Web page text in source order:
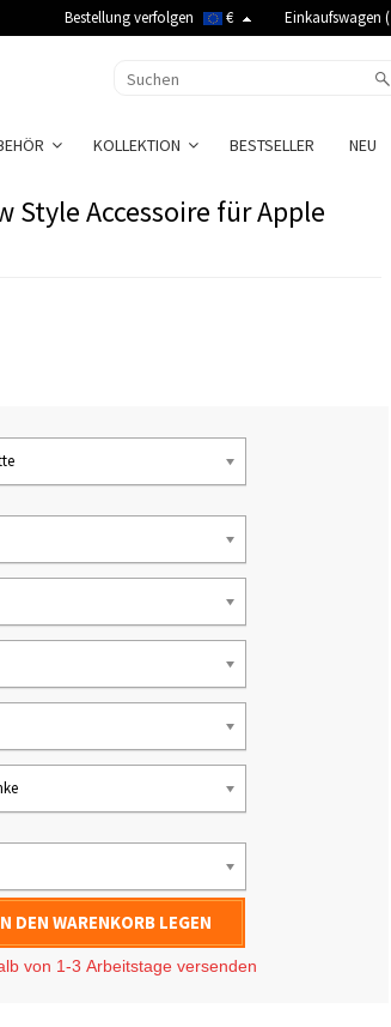
Bestellung verfolgen € Einkaufswagen (
KOLLEKTION BESTSELLER NEU
Style Accessoire für Apple
DEN WARENKORB LEGEN
von 1-3 Arbeitstage versenden